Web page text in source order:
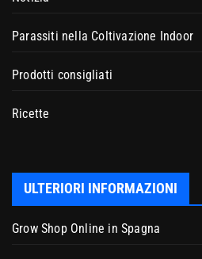
Parassiti nella Coltivazione Indoor
Prodotti consigliati
Ricette
ULTERIORI INFORMAZIONI
Grow Shop Online in Spagna